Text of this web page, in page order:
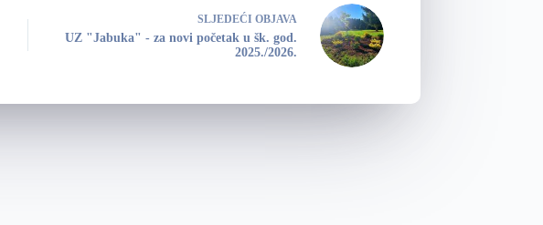
SLJEDEĆI OBJAVA
UZ "Jabuka" - za novi početak u šk. god.
2025./2026.